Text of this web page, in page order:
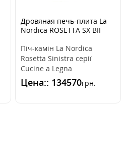
Дровяная печь-плита La
Nordica ROSETTA SX BII
Піч-камін La Nordica
Rosetta Sinistra серії
Cucine a Legna
призначена для
створення тепла в
Цена:: 134570грн.